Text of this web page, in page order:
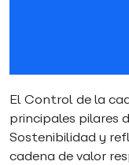
El Control de la
principales pilares
Sostenibilidad y
cadena de valor